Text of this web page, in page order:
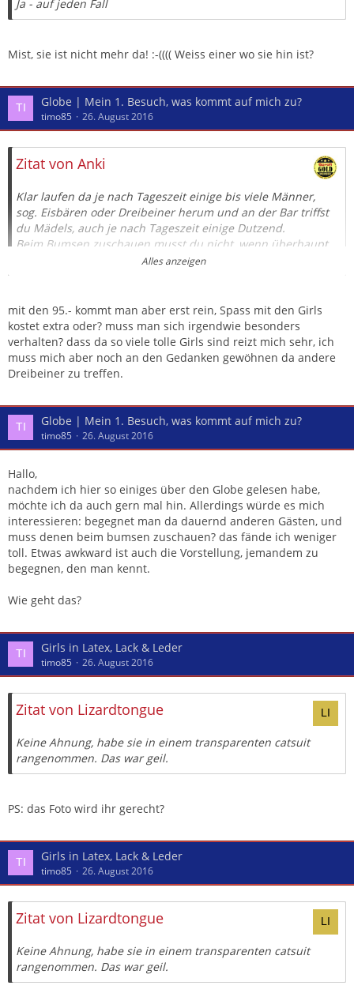
Ja - auf jeden Fall
Mist, sie ist nicht mehr da! :-(((( Weiss einer wo sie hin ist?
Globe | Mein 1. Besuch, was kommt auf mich zu?
timo85 26. August 2016
Zitat von Anki
Klar laufen da je nach Tageszeit einige bis viele Männer,
sog. Eisbären oder Dreibeiner herum und an der Bar triffst
du Mädels, auch je nach Tageszeit einige Dutzend.
Beim Bumsen zuschauen musst du nicht, wenn überhaupt
geschieht das mehr oder weniger etwas abseits, ausser es
Arbeitskollegen, und das bei einer Clubfrequenz von
dreimal die Woche. (Nur fünfmal im Globe)
Die Wahrscheinlichkeit ist also gering.
Schau doch mal rein, kostet fast nix
äh aktuell 95.-?
Dann schau einmal in der Bumsalp (Dübendorf) vorbei und
Bevor jetzt ein Sturm der Entrüstung losgeht: ich wollte dem
Forumskollegen Infos geben: Wer mit meinen Aussagen
nicht einverstanden ist, bitte korrigieren, ergänzen.
Alles anzeigen
mit den 95.- kommt man aber erst rein, Spass mit den Girls
kostet extra oder? muss man sich irgendwie besonders
verhalten? dass da so viele tolle Girls sind reizt mich sehr, ich
muss mich aber noch an den Gedanken gewöhnen da andere
Dreibeiner zu treffen.
Globe | Mein 1. Besuch, was kommt auf mich zu?
timo85 26. August 2016
Hallo,
nachdem ich hier so einiges über den Globe gelesen habe,
möchte ich da auch gern mal hin. Allerdings würde es mich
interessieren: begegnet man da dauernd anderen Gästen, und
muss denen beim bumsen zuschauen? das fände ich weniger
toll. Etwas awkward ist auch die Vorstellung, jemandem zu
begegnen, den man kennt.
Wie geht das?
Girls in Latex, Lack & Leder
timo85 26. August 2016
Zitat von Lizardtongue
Keine Ahnung, habe sie in einem transparenten catsuit
rangenommen. Das war geil.
PS: das Foto wird ihr gerecht?
Girls in Latex, Lack & Leder
timo85 26. August 2016
Zitat von Lizardtongue
Keine Ahnung, habe sie in einem transparenten catsuit
rangenommen. Das war geil.